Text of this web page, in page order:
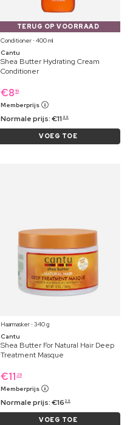
TERUG OP VOORRAAD
Conditioner ⋅ 400 ml
Cantu
Shea Butter Hydrating Cream
Conditioner
€8 19
Memberprijs
Normale prijs:€11 99
VOEG TOE
Haarmasker ⋅ 340 g
Cantu
Shea Butter For Natural Hair Deep
Treatment Masque
€11 29
Memberprijs
Normale prijs:€16 29
VOEG TOE